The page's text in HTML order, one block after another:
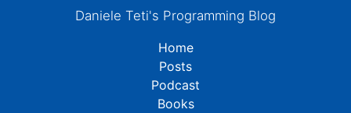
Daniele Teti's Programming Blog
Home
Posts
Podcast
Books